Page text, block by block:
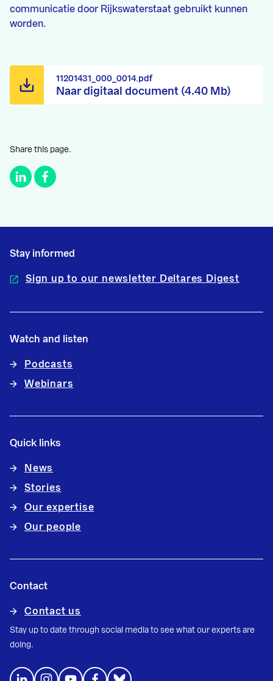
communicatie door Rijkswaterstaat gebruikt kunnen
worden.
Naar digitaal document (4.40 Mb)
11201431_000_0014.pdf
Share this page.
Stay informed
Sign up to our newsletter Deltares Digest
Watch and listen
Podcasts
Webinars
Quick links
News
Stories
Our expertise
Our people
Contact
Contact us
Stay up to date through social media to see what our experts are
doing.